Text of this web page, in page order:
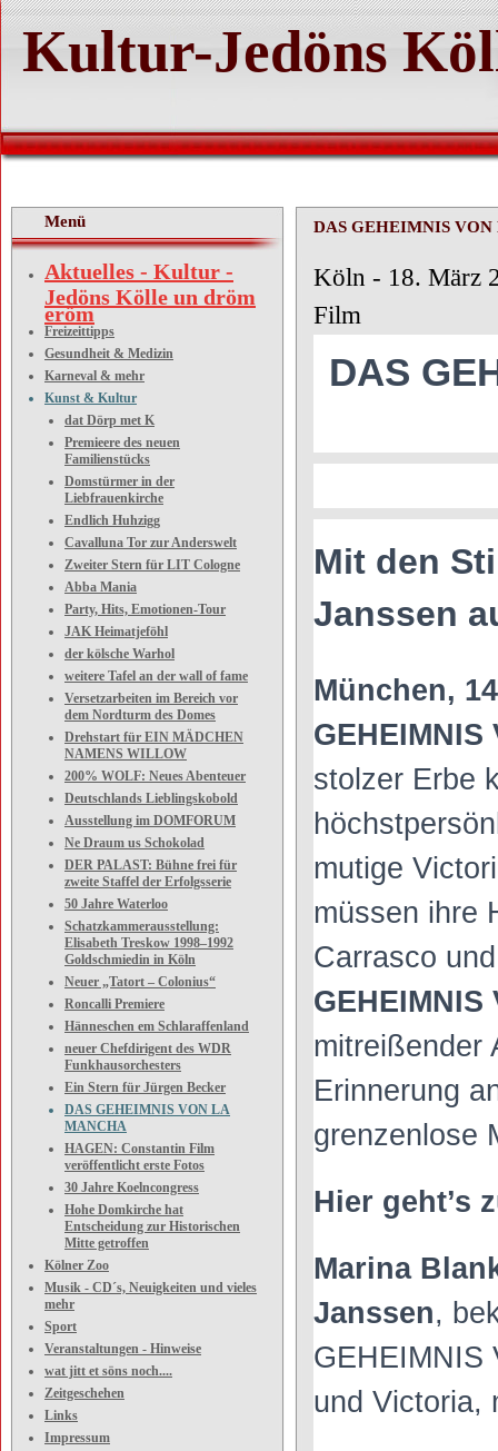
Kultur-Jedöns
Menü
Aktuelles - Kultur -
Jedöns Kölle un dröm
eröm
Freizeittipps
Gesundheit & Medizin
Karneval & mehr
Kunst & Kultur
dat Dörp met K
Premieere des neuen
Familienstücks
Domstürmer in der
Liebfrauenkirche
Endlich Huhzigg
Cavalluna Tor zur Anderswelt
Zweiter Stern für LIT Cologne
Abba Mania
Party, Hits, Emotionen-Tour
JAK Heimatjeföhl
der kölsche Warhol
weitere Tafel an der wall of fame
Versetzarbeiten im Bereich vor
dem Nordturm des Domes
Drehstart für EIN MÄDCHEN
NAMENS WILLOW
200% WOLF: Neues Abenteuer
Deutschlands Lieblingskobold
Ausstellung im DOMFORUM
Ne Draum us Schokolad
DER PALAST: Bühne frei für
zweite Staffel der Erfolgsserie
50 Jahre Waterloo
Schatzkammerausstellung:
Elisabeth Treskow 1998–1992
Goldschmiedin in Köln
Neuer „Tatort – Colonius“
Roncalli Premiere
Hänneschen em Schlaraffenland
neuer Chefdirigent des WDR
Funkhausorchesters
Ein Stern für Jürgen Becker
DAS GEHEIMNIS VON LA
MANCHA
HAGEN: Constantin Film
veröffentlicht erste Fotos
30 Jahre Koelncongress
Hohe Domkirche hat
Entscheidung zur Historischen
Mitte getroffen
Kölner Zoo
Musik - CD´s, Neuigkeiten und vieles
mehr
Sport
Veranstaltungen - Hinweise
wat jitt et söns noch....
Zeitgeschehen
Links
Impressum
DAS GEHEIMNIS
Köln -
Film
DAS
Mit den
Janssen
München,
GEHEIMNIS
stolzer Erbe
mutige
müssen ihre
Carrasco
GEHEIMNIS
mitreißender
Erinnerung
grenzenlose
Hier geht’s
Marina
Janssen,
GEHEIMNIS
und Victoria,